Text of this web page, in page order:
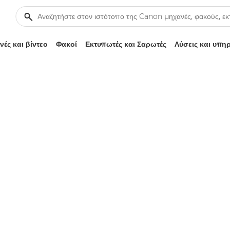
και βίντεο Φακοί Εκτυπωτές και Σαρωτές Λύσεις και